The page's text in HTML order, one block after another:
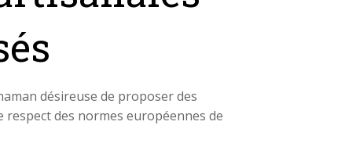
désireuse de proposer des
des normes européennes de